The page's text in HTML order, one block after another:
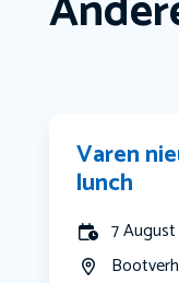
Varen
lunch
7